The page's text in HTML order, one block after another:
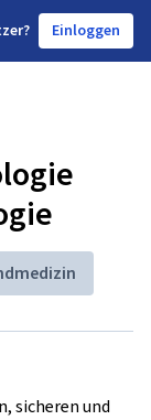
Einloggen
sicheren und